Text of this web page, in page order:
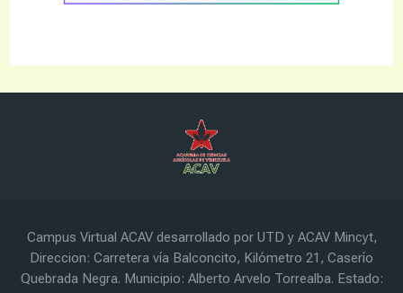
Campus Virtual ACAV desarrollado por UTD y ACAV Mincyt,
Direccion: Carretera vía Balconcito, Kilómetro 21, Caserío
Quebrada Negra. Municipio: Alberto Arvelo Torrealba. Estado: